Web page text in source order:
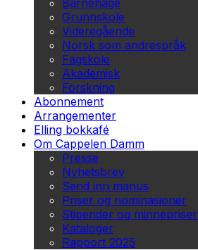
Barnehage
Grunnskole
Videregående
Norsk som andrespråk
Fagskole
Akademisk
Forskning
Abonnement
Arrangementer
Elling bokkafé
Om Cappelen Damm
Presse
Nyhetsbrev
Send inn manus
Priser og nominasjoner
Stipender og minnepriser
Kataloger
Rapport 2025